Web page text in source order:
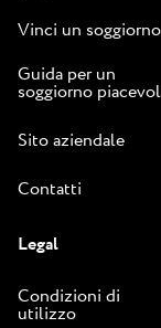
Vinci un soggiorno
Guida per un
soggiorno
Sito aziendale
Contatti
Legal
Condizioni di
utilizzo